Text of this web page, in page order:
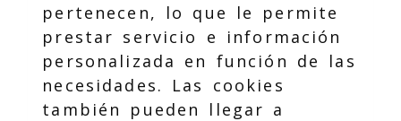
pertenecen, lo que le permite
prestar servicio e información
personalizada en función de las
necesidades. Las cookies
también pueden llegar a